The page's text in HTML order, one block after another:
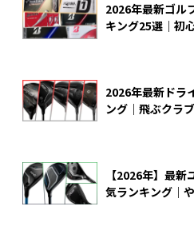
2026年最新ゴル
キング25選｜初
2026年最新ドラ
ング｜飛ぶクラ
【2026年】最
気ランキング｜